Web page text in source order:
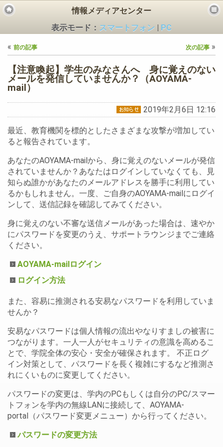
ス
情報メディアセンター
表示モード： スマートフォン
PC
« 前の記事 次の記事 »
【注意喚起】学生のみなさんへ 身に覚えのない
メールを発信していませんか？（AOYAMA-
mail）
2019年2月6日 12:16
最近、教育機関を標的としたさまざまな攻撃が増加してい
ると報告されています。
あなたのAOYAMA-mailから、身に覚えのないメールが発信
されていませんか？あなたはログインしていなくても、見
知らぬ誰かがあなたのメールアドレスを勝手に利用してい
るかもしれません。一度、ご自身のAOYAMA-mailにログイ
ンして、送信記録を確認してみてください。
身に覚えのない不審な送信メールがあった場合は、速やか
にパスワードを変更のうえ、サポートラウンジまでご連絡
ください。
AOYAMA-mailログイン
ログイン方法
また、容易に推測される安易なパスワードを利用していま
せんか？
安易なパスワードは個人情報の流出やなりすましの被害に
つながります。一人一人がセキュリティの意識を高めるこ
とで、学院全体の安心・安全が確保されます。 不正ログ
イン対策として、パスワードを長く複雑にするなど推測さ
れにくいものに変更してください。
パスワードの変更は、学内のPCもしくは自分のPC/スマー
トフォンを学内の無線LANに接続して、AOYAMA-
portal（パスワード変更メニュー）から行ってください。
パスワードの変更方法